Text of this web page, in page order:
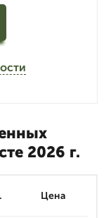
2026 г.
Цена